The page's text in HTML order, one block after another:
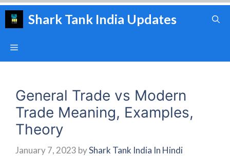
Skip
Shark Tank India Updates
Menu
General Trade vs Modern
Trade Meaning, Examples,
Theory
January 7, 2023 byShark Tank India In Hindi